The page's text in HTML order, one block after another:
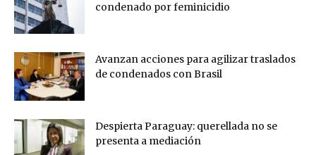
condenado por feminicidio
Avanzan acciones para agilizar traslados
de condenados con Brasil
Despierta Paraguay: querellada no se
presenta a mediación